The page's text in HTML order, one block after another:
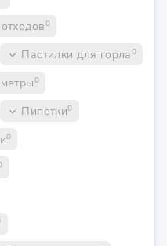
0
keyboard_arrow_down Пастилки для горла0
0
keyboard_arrow_down Пипетки0
0